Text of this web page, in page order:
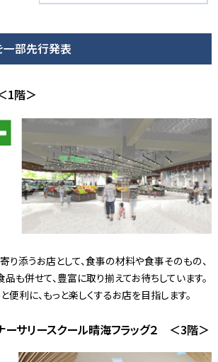
部先行発表
1階＞
り添うお店として、食事の材料や食事そのもの、
も併せて、豊富に取り揃えてお待ちしています。
便利に、もっと楽しくするお店を目指します。
サリースクール晴海フラッグ２ ＜3階＞